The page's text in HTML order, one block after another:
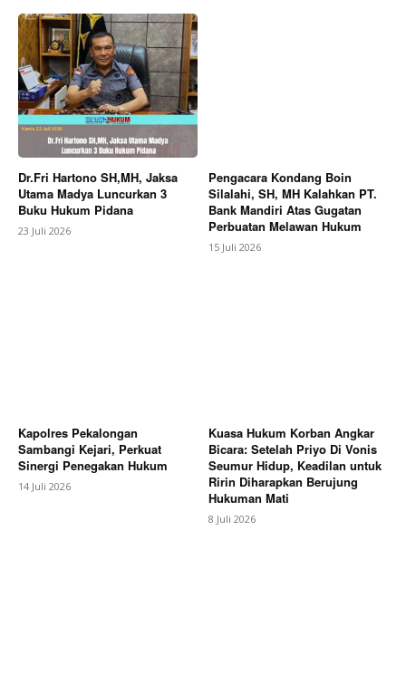
Dr.Fri Hartono SH,MH, Jaksa
Utama Madya Luncurkan 3
Buku Hukum Pidana
23 Juli 2026
Pengacara Kondang Boin
Silalahi, SH, MH Kalahkan PT.
Bank Mandiri Atas Gugatan
Perbuatan Melawan Hukum
15 Juli 2026
Kapolres Pekalongan
Sambangi Kejari, Perkuat
Sinergi Penegakan Hukum
14 Juli 2026
Kuasa Hukum Korban Angkar
Bicara: Setelah Priyo Di Vonis
Seumur Hidup, Keadilan untuk
Ririn Diharapkan Berujung
Hukuman Mati
8 Juli 2026